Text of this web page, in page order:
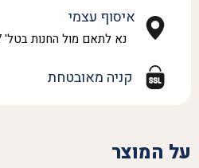
איסוף עצמי
נא לתאם מול החנות בטל' 050-2877977
קניה מאובטחת
על המוצר